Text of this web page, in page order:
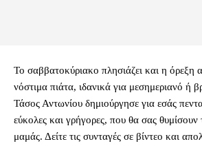
Το σαββατοκύριακο πλησιάζει και η όρεξη
νόστιμα πιάτα, ιδανικά για μεσημεριανό ή
Τάσος Αντωνίου δημιούργησε για εσάς
εύκολες και γρήγορες, που θα σας θυμίσουν
μαμάς. Δείτε τις συνταγές σε βίντεο και